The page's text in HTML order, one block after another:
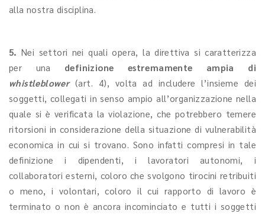
alla nostra disciplina.
5. Nei settori nei quali opera, la direttiva si caratterizza
per una definizione estremamente ampia di
whistleblower(art. 4), volta ad includere l’insieme dei
soggetti, collegati in senso ampio all’organizzazione nella
quale si è verificata la violazione, che potrebbero temere
ritorsioni in considerazione della situazione di vulnerabilità
economica in cui si trovano. Sono infatti compresi in tale
definizione i dipendenti, i lavoratori autonomi, i
collaboratori esterni, coloro che svolgono tirocini retribuiti
o meno, i volontari, coloro il cui rapporto di lavoro è
terminato o non è ancora incominciato e tutti i soggetti